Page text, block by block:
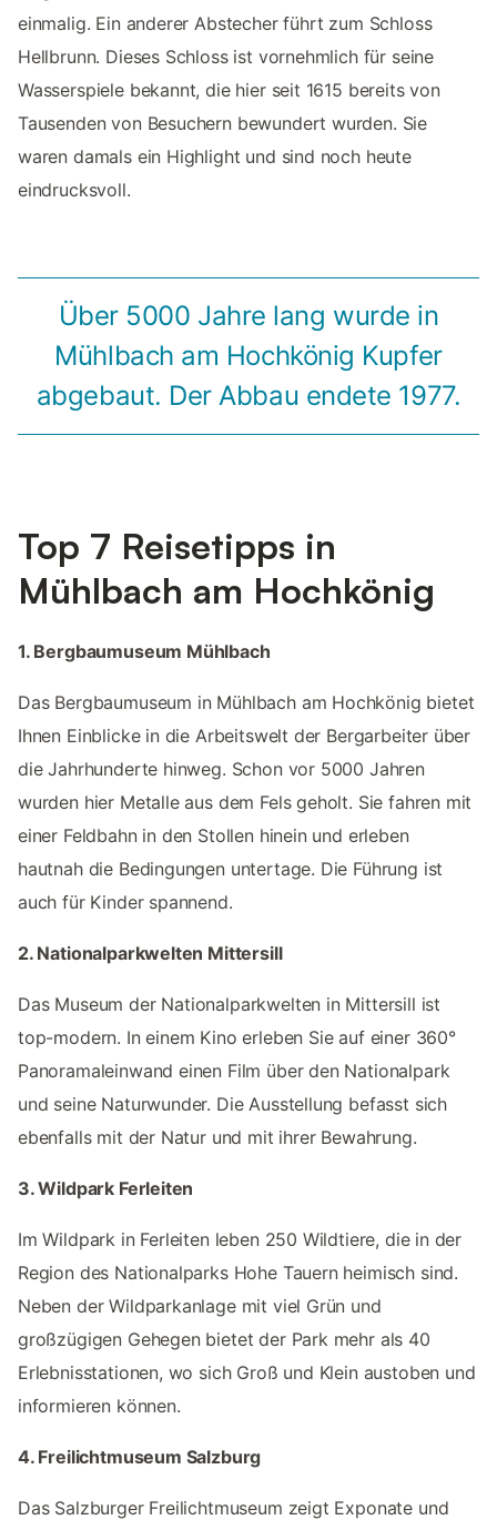
einmalig. Ein anderer Abstecher führt zum Schloss
Hellbrunn. Dieses Schloss ist vornehmlich für seine
Wasserspiele bekannt, die hier seit 1615 bereits von
Tausenden von Besuchern bewundert wurden. Sie
waren damals ein Highlight und sind noch heute
eindrucksvoll.
Über 5000 Jahre lang wurde in
Mühlbach am Hochkönig Kupfer
abgebaut. Der Abbau endete 1977.
Top 7 Reisetipps in
Mühlbach am Hochkönig
1. Bergbaumuseum Mühlbach
Das Bergbaumuseum in Mühlbach am Hochkönig bietet
Ihnen Einblicke in die Arbeitswelt der Bergarbeiter über
die Jahrhunderte hinweg. Schon vor 5000 Jahren
wurden hier Metalle aus dem Fels geholt. Sie fahren mit
einer Feldbahn in den Stollen hinein und erleben
hautnah die Bedingungen untertage. Die Führung ist
auch für Kinder spannend.
2. Nationalparkwelten Mittersill
Das Museum der Nationalparkwelten in Mittersill ist
top-modern. In einem Kino erleben Sie auf einer 360°
Panoramaleinwand einen Film über den Nationalpark
und seine Naturwunder. Die Ausstellung befasst sich
ebenfalls mit der Natur und mit ihrer Bewahrung.
3. Wildpark Ferleiten
Im Wildpark in Ferleiten leben 250 Wildtiere, die in der
Region des Nationalparks Hohe Tauern heimisch sind.
Neben der Wildparkanlage mit viel Grün und
großzügigen Gehegen bietet der Park mehr als 40
Erlebnisstationen, wo sich Groß und Klein austoben und
informieren können.
4. Freilichtmuseum Salzburg
Das Salzburger Freilichtmuseum zeigt Exponate und